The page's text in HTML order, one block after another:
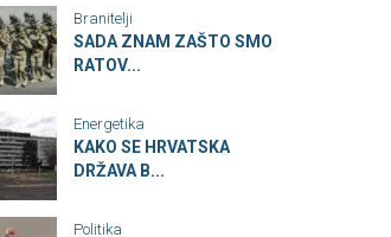
Branitelji
SADA ZNAM ZAŠTO SMO
RATOV...
Energetika
KAKO SE HRVATSKA
DRŽAVA B...
Politika